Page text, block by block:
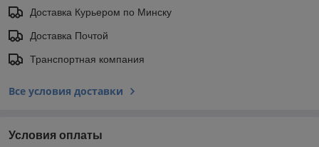
Доставка Курьером по Минску
Доставка Почтой
Транспортная компания
Все условия доставки
Условия оплаты